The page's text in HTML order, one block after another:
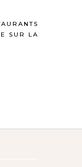
SUR LA